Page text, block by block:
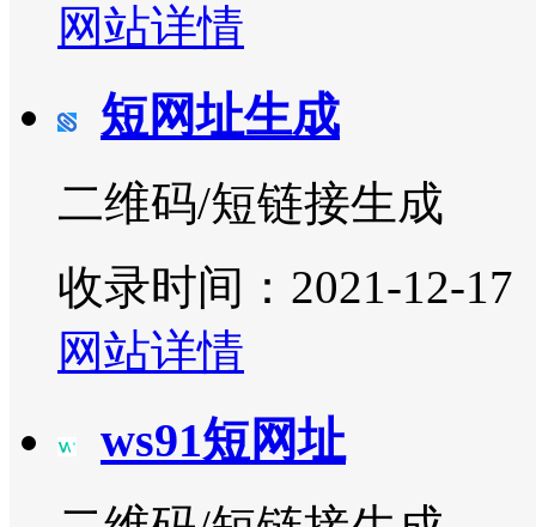
网站详情
短网址生成
二维码/短链接生成
收录时间：2021-12-17
网站详情
ws91短网址